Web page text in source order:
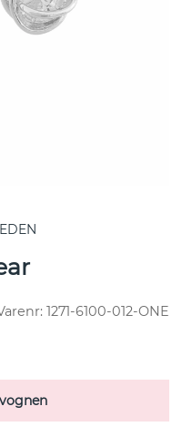
1271-6100-012-ONE